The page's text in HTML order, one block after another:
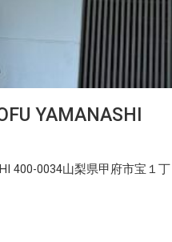
YAMANASHI
400-0034山梨県甲府市宝１